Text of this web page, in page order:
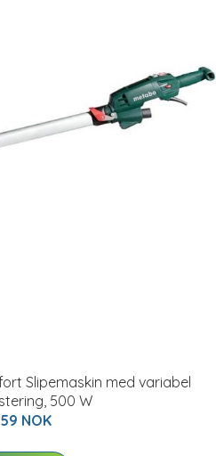
Slipemaskin med variabel
500 W
NOK